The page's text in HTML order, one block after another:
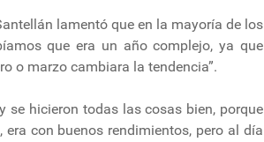
lamentó que en la mayoría de los
que era un año complejo, ya que
o marzo cambiara la tendencia”.
se hicieron todas las cosas bien, porque
con buenos rendimientos, pero al día